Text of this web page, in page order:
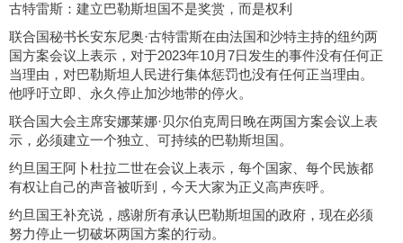
古特雷斯：建立巴勒斯坦国不是奖赏，而是权利
联合国秘书长安东尼奥·古特雷斯在由法国和沙特主持的纽约两
国方案会议上表示，对于2023年10月7日发生的事件没有任何正
当理由，对巴勒斯坦人民进行集体惩罚也没有任何正当理由。
他呼吁立即、永久停止加沙地带的停火。
联合国大会主席安娜莱娜·贝尔伯克周日晚在两国方案会议上表
示，必须建立一个独立、可持续的巴勒斯坦国。
约旦国王阿卜杜拉二世在会议上表示，每个国家、每个民族都
有权让自己的声音被听到，今天大家为正义高声疾呼。
约旦国王补充说，感谢所有承认巴勒斯坦国的政府，现在必须
努力停止一切破坏两国方案的行动。